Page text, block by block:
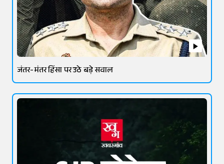
जंतर-मंतर हिंसा पर उठे बड़े सवाल